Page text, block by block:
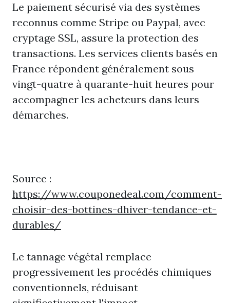
Le paiement sécurisé via des systèmes
reconnus comme Stripe ou Paypal, avec
cryptage SSL, assure la protection des
transactions. Les services clients basés en
France répondent généralement sous
vingt-quatre à quarante-huit heures pour
accompagner les acheteurs dans leurs
démarches.
Source :
https://www.couponedeal.com/comment-
choisir-des-bottines-dhiver-tendance-et-
durables/
Le tannage végétal remplace
progressivement les procédés chimiques
conventionnels, réduisant